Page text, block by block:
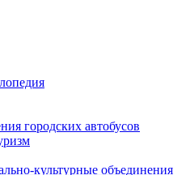
городских автобусов
культурные объединения